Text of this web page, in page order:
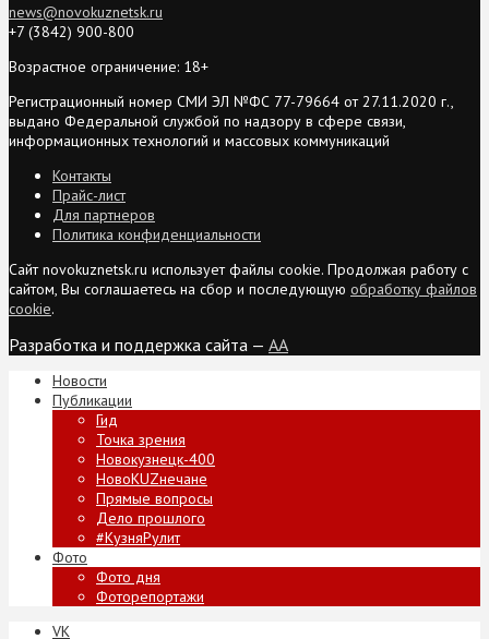
news@novokuznetsk.ru
+7 (3842) 900-800
Возрастное ограничение: 18+
Регистрационный номер СМИ ЭЛ №ФС 77-79664 от 27.11.2020 г.,
выдано Федеральной службой по надзору в сфере связи,
информационных технологий и массовых коммуникаций
Контакты
Прайс-лист
Для партнеров
Политика конфиденциальности
Сайт novokuznetsk.ru использует файлы cookie. Продолжая работу с
сайтом, Вы соглашаетесь на сбор и последующую обработку файлов
cookie.
Разработка и поддержка сайта — AA
Новости
Публикации
Гид
Точка зрения
Новокузнецк-400
НовоKUZнечане
Прямые вопросы
Дело прошлого
#КузняРулит
Фото
Фото дня
Фоторепортажи
VK